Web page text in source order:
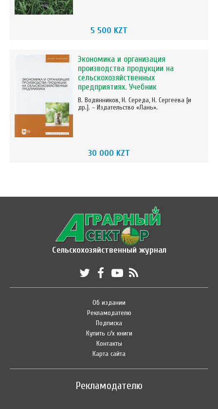
5 500 KZT
Экономика и организация
производства продукции на
сельскохозяйственных
предприятиях. Учебник
В. Водянников, Н. Середа, Н. Сергеева [и
др.]. – Издательство «Лань».
30 000 KZT
Сельскохозяйственный журнал
Об издании
Рекламодателю
Подписка
Купить с/х книги
Контакты
Карта сайта
Рекламодателю